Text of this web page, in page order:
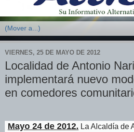
VIERNES, 25 DE MAYO DE 2012
Localidad de Antonio
implementará nuevo
en comedores
Mayo 24 de 2012. La Alcaldía de